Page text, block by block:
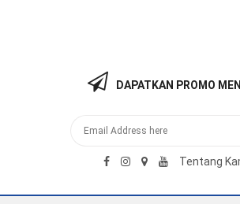
DAPATKAN PROMO
Tentang